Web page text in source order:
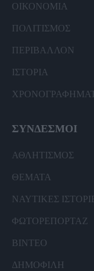
ΟΙΚΟΝΟΜΙΑ
ΠΟΛΙΤΙΣΜΟΣ
ΠΕΡΙΒΑΛΛΟΝ
ΙΣΤΟΡΙΑ
ΣΥΝΔΕΣΜΟΙ
ΑΘΛΗΤΙΣΜΟΣ
ΘΕΜΑΤΑ
ΝΑΥΤΙΚΕΣ
ΦΩΤΟΡΕΠΟΡΤΑΖ
ΒΙΝΤΕΟ
ΔΗΜΟΦΙΛΗ